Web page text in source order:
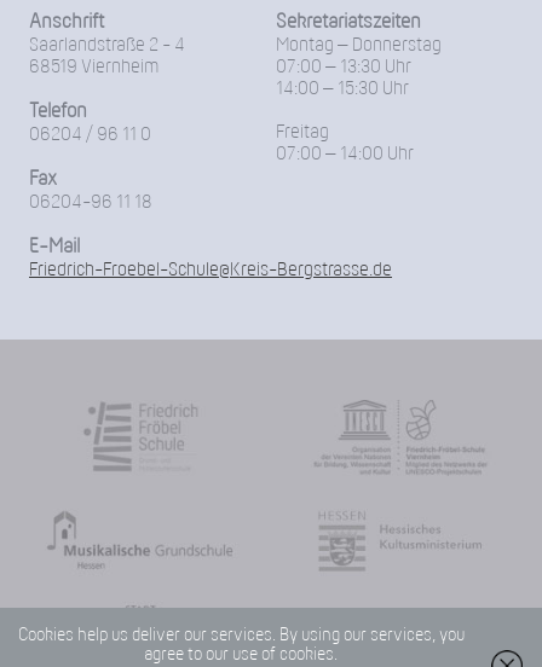
Anschrift
Saarlandstraße 2 - 4
68519 Viernheim
Telefon
06204 / 96 11 0
Fax
06204-96 11 18
Sekretariatszeiten
Montag – Donnerstag
07:00 – 13:30 Uhr
14:00 – 15:30 Uhr
Freitag
07:00 – 14:00 Uhr
E-Mail
Friedrich-Froebel-Schule@Kreis-Bergstrasse.de
Cookies help us deliver our services. By using our services, you
agree to our use of cookies.